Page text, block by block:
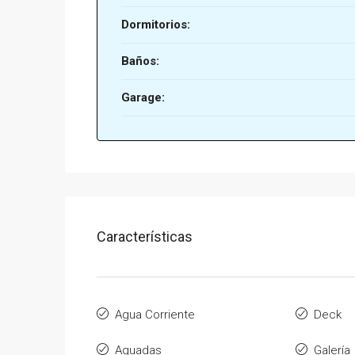
Dormitorios:
Baños:
Garage:
Características
Agua Corriente
Aguadas
Deck
Galería